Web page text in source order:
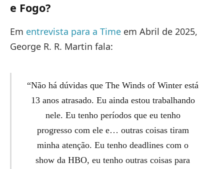
e Fogo?
Em entrevista para a Time em Abril de 2025,
George R. R. Martin fala:
“Não há dúvidas que The Winds of Winter está
13 anos atrasado. Eu ainda estou trabalhando
nele. Eu tenho períodos que eu tenho
progresso com ele e… outras coisas tiram
minha atenção. Eu tenho deadlines com o
show da HBO, eu tenho outras coisas para